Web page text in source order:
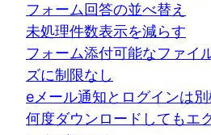
フォーム回答の並べ替え
未処理件数表示を減らす
フォーム添付可能なファイ
ズに制限なし
eメール通知とログインは
何度ダウンロードしてもエ